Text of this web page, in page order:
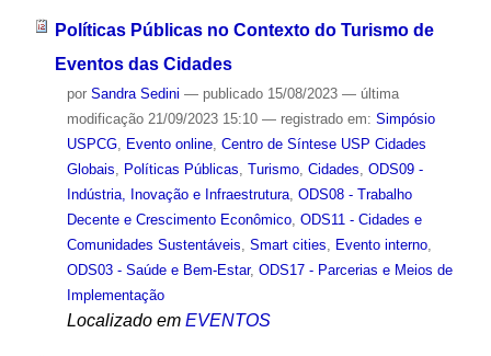
Políticas Públicas no Contexto do Turismo de
Eventos das Cidades
por Sandra Sedini — publicado15/08/2023 — última
modificação21/09/2023 15:10 — registrado em: Simpósio
USPCG, Evento online, Centro de Síntese USP Cidades
Globais, Políticas Públicas, Turismo, Cidades, ODS09 -
Indústria, Inovação e Infraestrutura, ODS08 - Trabalho
Decente e Crescimento Econômico, ODS11 - Cidades e
Comunidades Sustentáveis, Smart cities, Evento interno,
ODS03 - Saúde e Bem-Estar, ODS17 - Parcerias e Meios de
Implementação
Localizado em EVENTOS